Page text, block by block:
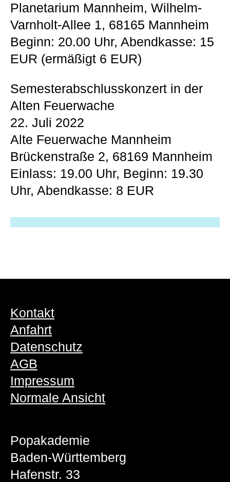
Planetarium Mannheim, Wilhelm-
Varnholt-Allee 1, 68165 Mannheim
Beginn: 20.00 Uhr, Abendkasse: 15
EUR (ermäßigt 6 EUR)
Semesterabschlusskonzert in der
Alten Feuerwache
22. Juli 2022
Alte Feuerwache Mannheim
Brückenstraße 2, 68169 Mannheim
Einlass: 19.00 Uhr, Beginn: 19.30
Uhr, Abendkasse: 8 EUR
Kontakt
Anfahrt
Datenschutz
AGB
Impressum
Normale Ansicht
Popakademie
Baden-Württemberg
Hafenstr. 33